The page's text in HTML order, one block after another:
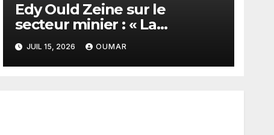
Edy Ould Zeine sur le
secteur minier : « La
corruption n’existe pas en
Mauritanie »
JUIL 15, 2026 OUMAR